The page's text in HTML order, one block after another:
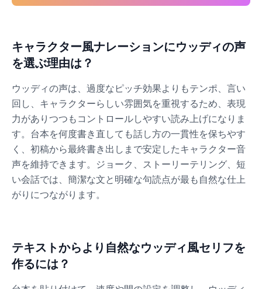
Male @ByteFlow
Caine
Male
Cyn
Female @CherryNova
Daddy Pig
Male @QuantumRune
Dalek
Daredevil
キャラクター風ナレーションにウッディの声
を選ぶ理由は？
ウッディの声は、過度なピッチ効果よりもテンポ、言い
回し、キャラクターらしい雰囲気を重視するため、表現
力がありつつもコントロールしやすい読み上げになりま
す。台本を何度書き直しても話し方の一貫性を保ちやす
く、初稿から最終書き出しまで安定したキャラクター音
声を維持できます。ジョーク、ストーリーテリング、短
い会話では、簡潔な文と明確な句読点が最も自然な仕上
がりにつながります。
テキストからより自然なウッディ風セリフを
作るには？